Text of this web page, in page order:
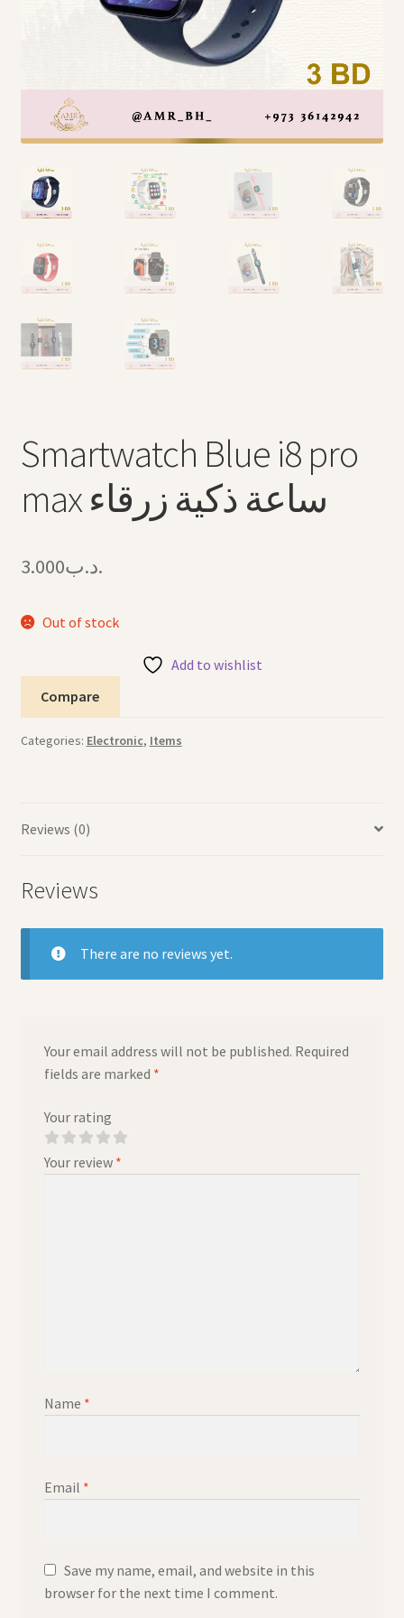
Arabic Language اللغة العربية
National Day العيد الوطني
STATIONARY القرطاسية
Birthdays أعياد الميلاد
Organizers قسم التنظيم
Hair Accessories اكسسوارات الشعر
Smartwatch Blue i8 pro
max ساعة ذكية زرقاء
.د.ب3.000
Out of stock
Add to wishlist
Compare
Categories: Electronic, Items
Reviews (0)
Reviews
There are no reviews yet.
Your email address will not be published. Required
fields are marked *
Your rating
Your review *
Name *
Email *
Save my name, email, and website in this
browser for the next time I comment.